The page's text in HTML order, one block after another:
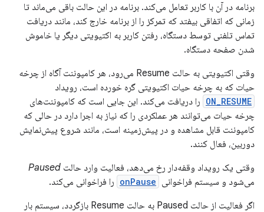
برنامه در آن با کاربر تعامل می‌کند. برنامه در این حالت باقی می‌ماند تا
زمانی که اتفاقی بیفتد که تمرکز را از برنامه خارج کند، مانند دریافت
تماس تلفنی توسط دستگاه، رفتن کاربر به اکتیویتی دیگر یا خاموش
شدن صفحه دستگاه.
وقتی اکتیویتی به حالت Resume می‌رود، هر کامپوننت آگاه از چرخه
حیات که به چرخه حیات اکتیویتی گره خورده است، رویداد
ON_RESUME را دریافت می‌کند. این جایی است که کامپوننت‌های
چرخه حیات می‌توانند هر عملکردی را که نیاز به اجرا دارد در حالی که
کامپوننت قابل مشاهده و در پیش‌زمینه است، مانند شروع پیش‌نمایش
دوربین، فعال کنند.
وقتی یک رویداد وقفه‌دار رخ می‌دهد، فعالیت وارد حالت Paused
می‌شود و سیستم فراخوانی onPause را فراخوانی می‌کند.
اگر فعالیت از حالت Paused به حالت Resume بازگردد، سیستم بار